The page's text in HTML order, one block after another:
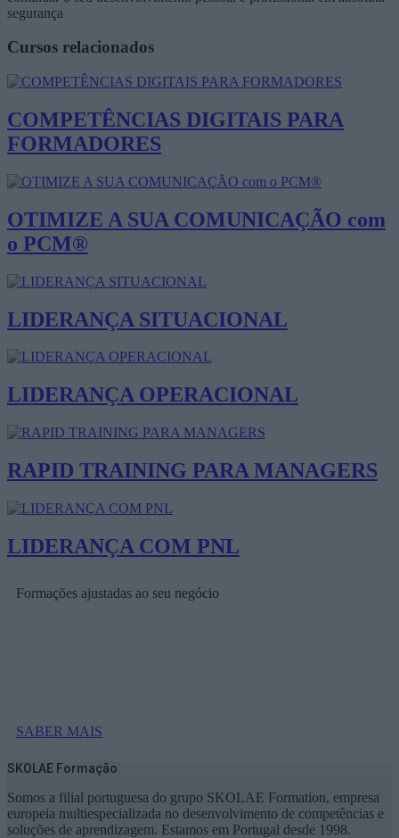
segurança
Cursos relacionados
COMPETÊNCIAS DIGITAIS PARA
FORMADORES
OTIMIZE A SUA COMUNICAÇÃO com
o PCM®
LIDERANÇA SITUACIONAL
LIDERANÇA OPERACIONAL
RAPID TRAINING PARA MANAGERS
LIDERANÇA COM PNL
Formações ajustadas ao seu negócio
SABER MAIS
SKOLAE Formação
Somos a filial portuguesa do grupo SKOLAE Formation, empresa
europeia multiespecializada no desenvolvimento de competências e
soluções de aprendizagem. Estamos em Portugal desde 1998.